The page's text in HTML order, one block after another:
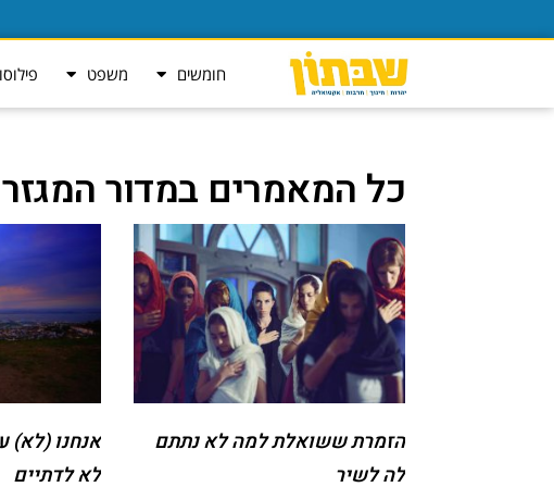
חומשים משפט
כל המאמרים במדור המגזר
הזמרת ששואלת למה לא נתתם
לה לשיר
אנחנו (לא)
לא לדתיים